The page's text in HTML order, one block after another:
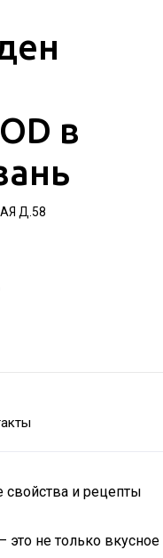
в
Д.58
свойства и рецепты
это не только вкусное